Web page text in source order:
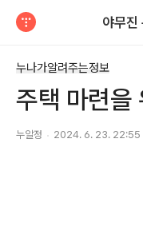
야무진
누나가알려주는정보
주택 마련을
누알정 2024. 6. 23. 22:55